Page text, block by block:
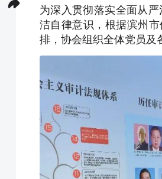
为深入贯彻落实全面从
洁自律意识，根据滨州
排，协会组织全体党员及